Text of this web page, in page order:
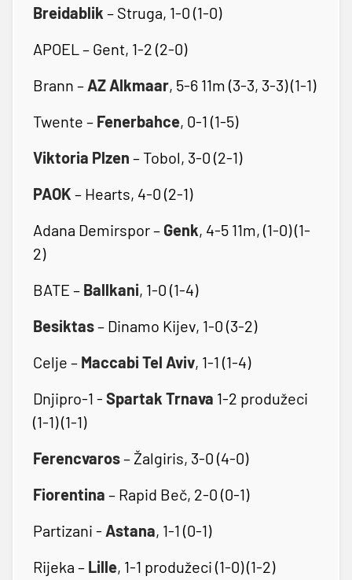
Breidablik – Struga, 1-0 (1-0)
APOEL – Gent, 1-2 (2-0)
Brann – AZ Alkmaar, 5-6 11m (3-3, 3-3) (1-1)
Twente – Fenerbahce, 0-1 (1-5)
Viktoria Plzen – Tobol, 3-0 (2-1)
PAOK – Hearts, 4-0 (2-1)
Adana Demirspor – Genk, 4-5 11m, (1-0) (1-
2)
BATE – Ballkani, 1-0 (1-4)
Besiktas– Dinamo Kijev, 1-0 (3-2)
Celje – Maccabi Tel Aviv, 1-1 (1-4)
Dnjipro-1 - Spartak Trnava 1-2 produžeci
(1-1) (1-1)
Ferencvaros– Žalgiris, 3-0 (4-0)
Fiorentina – Rapid Beč, 2-0 (0-1)
Partizani - Astana, 1-1 (0-1)
Rijeka – Lille, 1-1 produžeci (1-0) (1-2)